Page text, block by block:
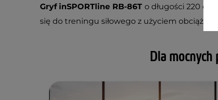
Gryf inSPORTline RB-86T o długości 220
się do treningu siłowego z użyciem
Dla